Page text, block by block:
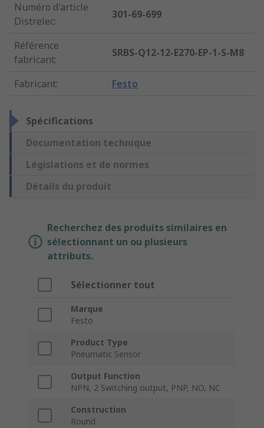
Numéro d'article
Distrelec:
301-69-699
Référence
fabricant:
SRBS-Q12-12-E270-EP-1-S-M8
Fabricant: Festo
Spécifications
Documentation technique
Législations et de normes
Détails du produit
Recherchez des produits similaires en
sélectionnant un ou plusieurs
attributs.
Sélectionner tout
Marque
Festo
Product Type
Pneumatic Sensor
Output Function
NPN, 2 Switching output, PNP, NO, NC
Construction
Round